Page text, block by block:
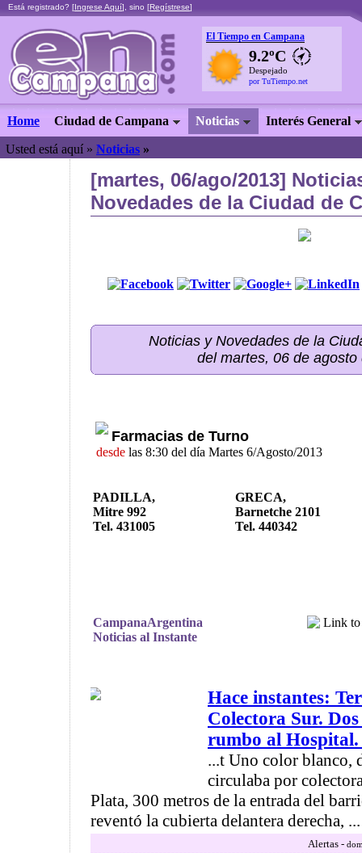
Está registrado? [Ingrese Aquí], sino [Regístrese]
El Tiempo en Campana
9.2ºC
Despejado
por TuTiempo.net
Home Ciudad de Campana Noticias Interés General
Usted está aquí » Noticias »
[martes, 06/ago/2013]
Novedades de la Ciudad de
Noticias y Novedades de la
del martes, 06 de agosto
Farmacias de Turno
desde las 8:30 del día Martes 6/Agosto/2013
PADILLA,
Mitre 992
Tel. 431005
GRECA,
Barnetche 2101
Tel. 440342
CampanaArgentina
Noticias al Instante
Hace instantes:
Colectora Sur.
rumbo al
...t Uno color blanco,
circulaba por
Plata, 300 metros de la entrada del
reventó la cubierta delantera derecha, ...
Alertas -